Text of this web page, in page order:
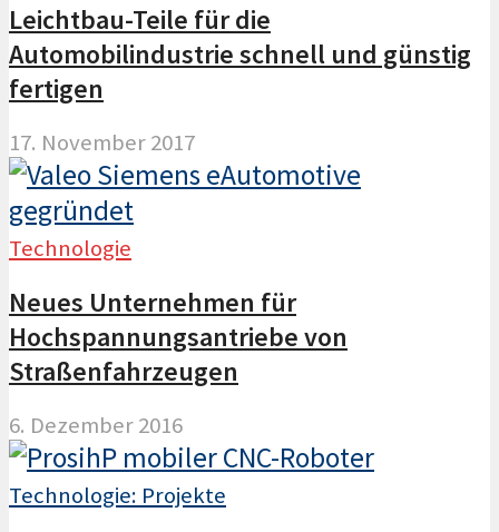
Leichtbau-Teile für die
Automobilindustrie schnell und günstig
fertigen
17. November 2017
Technologie
Neues Unternehmen für
Hochspannungsantriebe von
Straßenfahrzeugen
6. Dezember 2016
Technologie: Projekte